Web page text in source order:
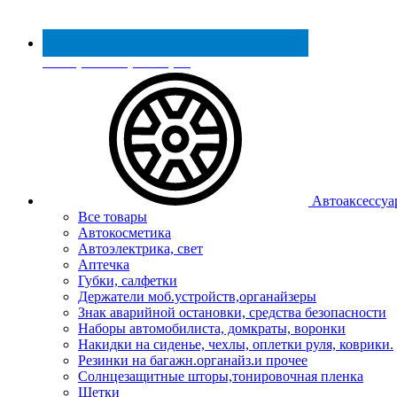
Реестр МинПромТорга
Все товары
Автокосметика
Автоэлектрика, свет
Аптечка
Губки, салфетки
Держатели моб.устройств,органайзеры
Знак аварийной остановки, средства безопасности
Наборы автомобилиста, домкраты, воронки
Накидки на сиденье, чехлы, оплетки руля, коврики.
Резинки на багажн.органайз.и прочее
Солнцезащитные шторы,тонировочная пленка
Щетки